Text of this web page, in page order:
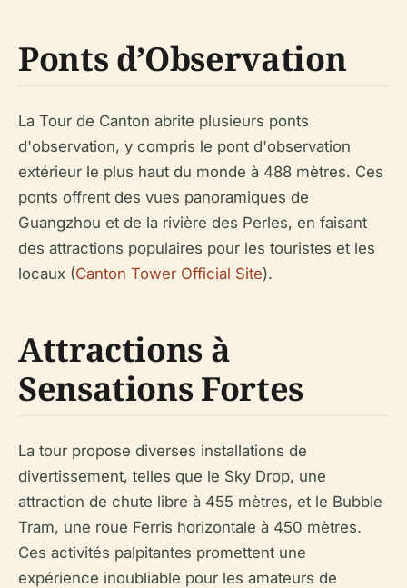
Ponts d’Observation
La Tour de Canton abrite plusieurs ponts
d'observation, y compris le pont d'observation
extérieur le plus haut du monde à 488 mètres. Ces
ponts offrent des vues panoramiques de
Guangzhou et de la rivière des Perles, en faisant
des attractions populaires pour les touristes et les
locaux (Canton Tower Official Site).
Attractions à
Sensations Fortes
La tour propose diverses installations de
divertissement, telles que le Sky Drop, une
attraction de chute libre à 455 mètres, et le Bubble
Tram, une roue Ferris horizontale à 450 mètres.
Ces activités palpitantes promettent une
expérience inoubliable pour les amateurs de